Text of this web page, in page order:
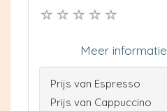
Meer informatie
Prijs van Espresso
Prijs van Cappuccino